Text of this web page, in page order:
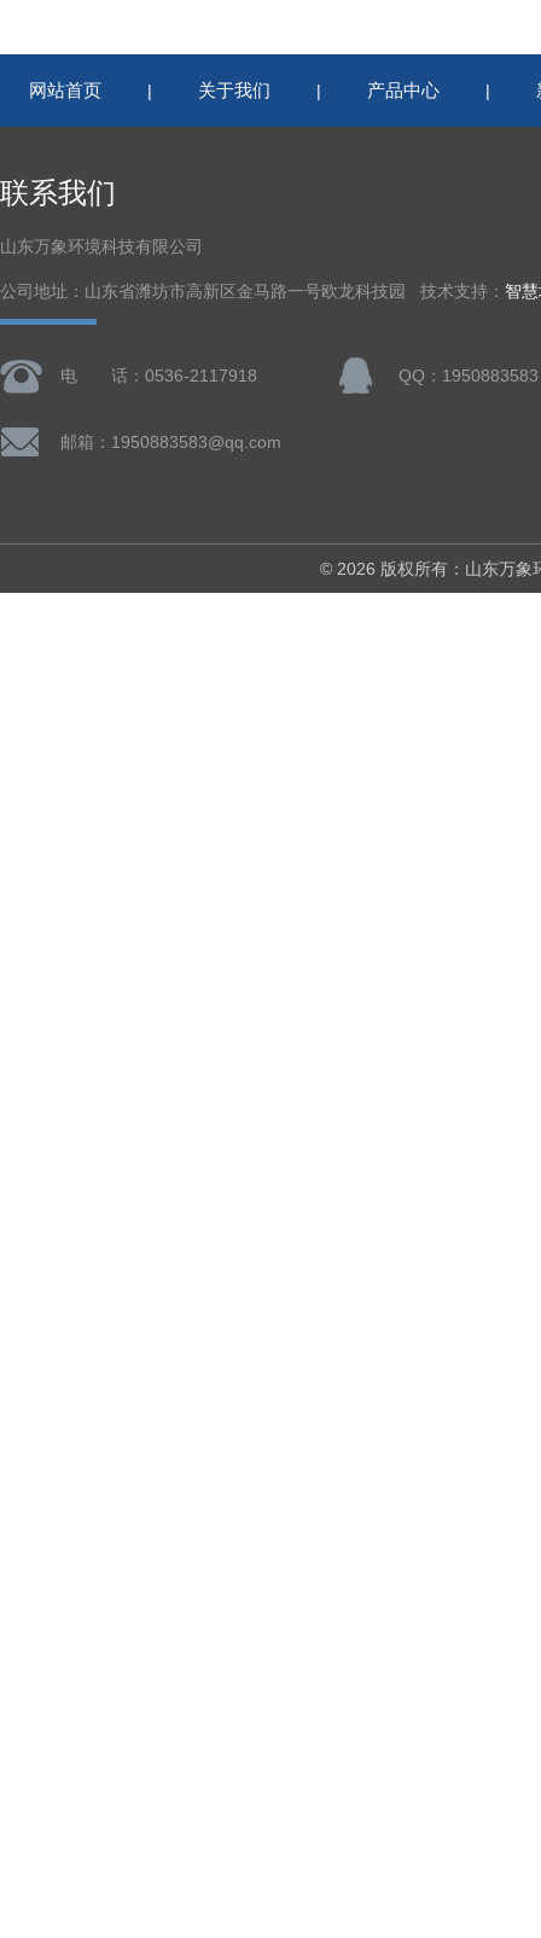
网站首页 | 关于我们 | 产品中心 |
联系我们
山东万象环境科技有限公司
公司地址：山东省潍坊市高新区金马路一号欧龙科技园 技术支持： 智
电 话：0536-2117918 QQ：1950883583
邮箱：1950883583@qq.com
© 2026 版权所有：山东万